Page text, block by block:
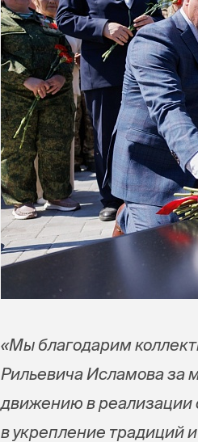
«Мы благодарим
Рильевича Исламова за
движению в реализации
в укрепление традиций